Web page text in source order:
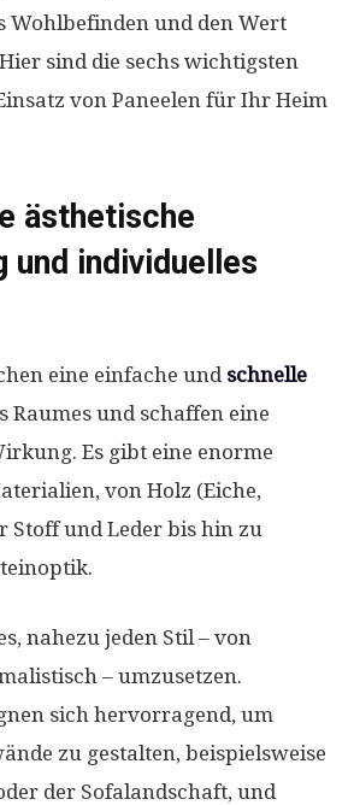
Wohlbefinden und den Wert
sind die sechs wichtigsten
von Paneelen für Ihr Heim
ästhetische
und individuelles
eine einfache und schnelle
Raumes und schaffen eine
Es gibt eine enorme
von Holz (Eiche,
Stoff und Leder bis hin zu
nahezu jeden Stil – von
– umzusetzen.
sich hervorragend, um
zu gestalten, beispielsweise
der Sofalandschaft, und